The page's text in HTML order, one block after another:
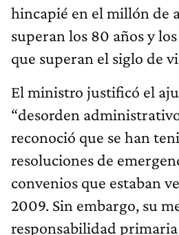
hincapié en el millón de
superan los 80 años y
que superan el siglo de
El ministro justificó el
“desorden
reconoció que se han
resoluciones de
convenios que estaban
2009. Sin embargo, su
responsabilidad